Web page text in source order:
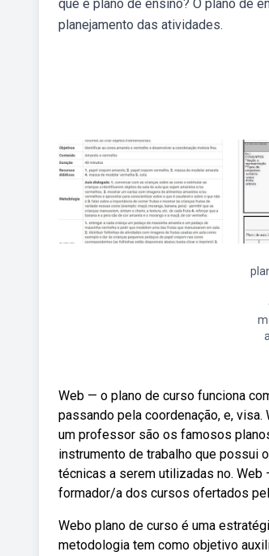
que é plano de ensino? O plano de
planejamento das atividades.
Web — o plano de curso funciona
passando pela coordenação, e,
um professor são os famosos
instrumento de trabalho que possui
técnicas a serem utilizadas no.
formador/a dos cursos ofertados
Webo plano de curso é uma
metodologia tem como objetivo